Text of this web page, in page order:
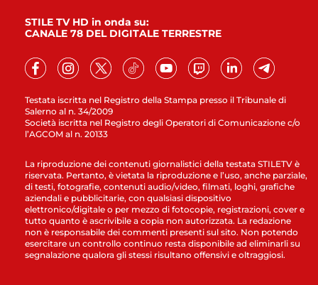
Testata iscritta nel Registro della Stampa presso il Tribunale di
Salerno al n. 34/2009
Società iscritta nel Registro degli Operatori di Comunicazione c/o
l’AGCOM al n. 20133
STILE TV HD in onda su:
CANALE 78 DEL DIGITALE TERRESTRE
La riproduzione dei contenuti giornalistici della testata STILETV è
riservata. Pertanto, è vietata la riproduzione e l’uso, anche parziale,
di testi, fotografie, contenuti audio/video, filmati, loghi, grafiche
aziendali e pubblicitarie, con qualsiasi dispositivo
elettronico/digitale o per mezzo di fotocopie, registrazioni, cover e
tutto quanto è ascrivibile a copia non autorizzata. La redazione
non è responsabile dei commenti presenti sul sito. Non potendo
esercitare un controllo continuo resta disponibile ad eliminarli su
segnalazione qualora gli stessi risultano offensivi e oltraggiosi.